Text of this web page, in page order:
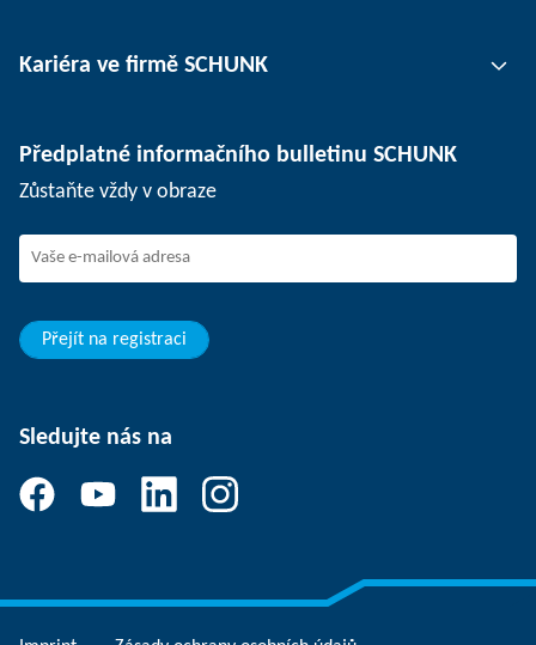
Upínání obrobků
Pobočky
Události
Kariéra ve firmě SCHUNK
SCHUNK jako zaměstnavatel
Nástup do firmy SCHUNK
Vaše výhody
Předplatné informačního bulletinu SCHUNK
Zůstaňte vždy v obraze
Přejít na registraci
Sledujte nás na